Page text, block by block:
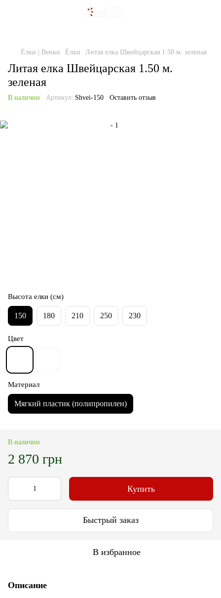
Ёлки | Венки Ёлки Литая елка Швейцарская 1.50 м. зеленая
Литая елка Швейцарская 1.50 м.
зеленая
В наличии Артикул: Shvei-150 Оставить отзыв
Высота елки (см)
150 180 210 250 230
Цвет
Материал
Мягкий пластик (полипропилен)
В наличии
2 870 грн
Купить
Быстрый заказ
В избранное
Описание